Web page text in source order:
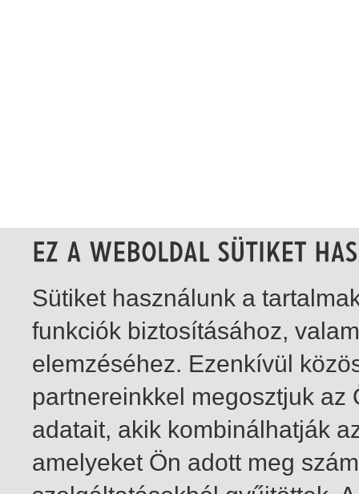
Sütiket használunk a
funkciók biztosításához,
elemzéséhez. Ezenkívül
partnereinkkel megosztjuk
adatait, akik kombinálhatják
amelyeket Ön adott meg